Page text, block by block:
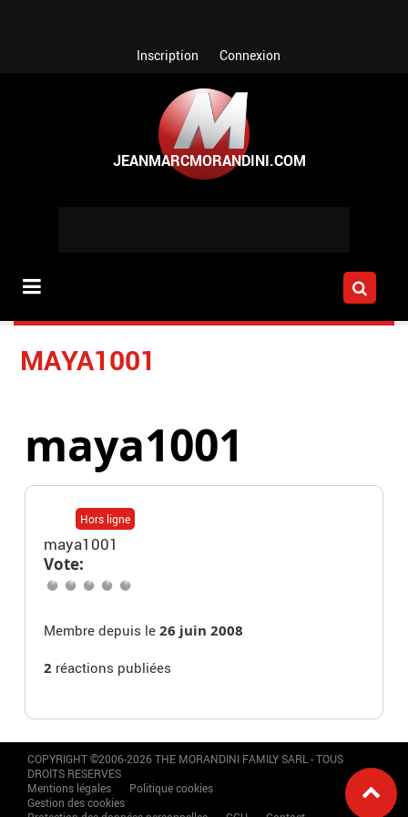
Inscription Connexion
MAYA1001
maya1001
Hors ligne
maya1001
Vote:
Membre depuis le26 juin 2008
2 réactions publiées
COPYRIGHT ©2006-2026 THE MORANDINI FAMILY SARL - TOUS
DROITS RESERVES
Mentions légales
Politique cookies
Gestion des cookies